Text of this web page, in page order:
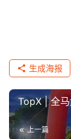
生成海报
上一篇